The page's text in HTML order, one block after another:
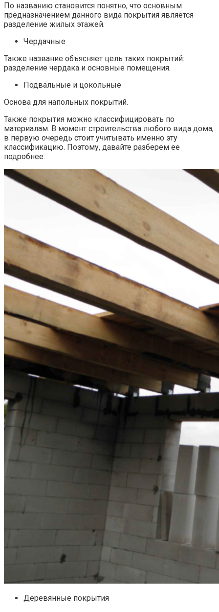
По названию становится понятно, что основным
предназначением данного вида покрытия является
разделение жилых этажей.
Чердачные
Также название объясняет цель таких покрытий:
разделение чердака и основные помещения.
Подвальные и цокольные
Основа для напольных покрытий.
Также покрытия можно классифицировать по
материалам. В момент строительства любого вида дома,
в первую очередь стоит учитывать именно эту
классификацию. Поэтому, давайте разберем ее
подробнее.
Деревянные покрытия